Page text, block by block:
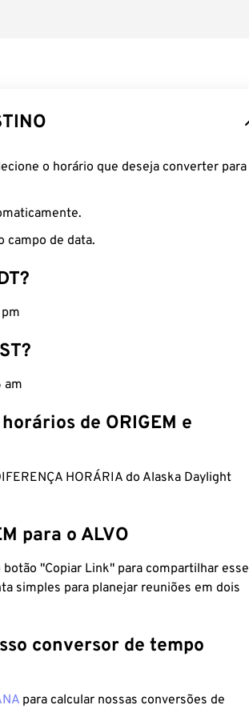
o horário que deseja converter para
campo de data.
de ORIGEM e
HORÁRIA do Alaska Daylight
para o ALVO
"Copiar Link" para compartilhar esse
simples para planejar reuniões em dois
conversor de tempo
para calcular nossas conversões de